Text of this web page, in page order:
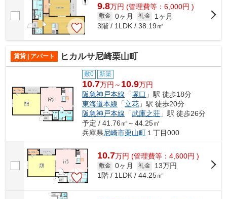
9.8万円 (管理費等：6,000円 )
敷金 0ヶ月 礼金
1ヶ月
3階 / 1LDK / 38.19㎡
賃貸 | アパート ヒカルサ尼崎栗山町
敷0 新築
10.7万円～ 10.9万円
阪急神戸本線 「塚口 」駅 徒歩18分
東海道本線 「立花 」駅 徒歩20分
阪急神戸本線 「武庫之荘 」駅 徒歩26分
予定 / 41.76㎡～44.25㎡
兵庫県尼崎市栗山町 １丁目000
10.7万円 (管理費等：4,600円 )
敷金 0ヶ月 礼金
13万円
1階 / 1LDK / 44.25㎡